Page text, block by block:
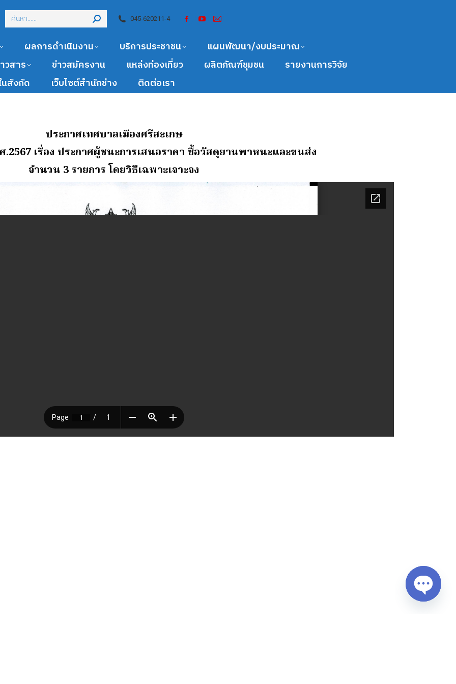
045-620211-4
ผลการดำเนินงาน บริการประชาชน
แผนพัฒนา/งบประมาณ
วสาร ข่าวสมัครงาน แหล่งท่องเที่ยว ผลิตภัณฑ์ชุมชน
รายงานการวิจัย
นสังกัด เว็บไซต์สำนักช่าง ติดต่อเรา
ประกาศเทศบาลเมืองศรีสะเกษ
เรื่อง ประกาศผู้ชนะการเสนอราคา ซื้อวัสดุยานพาหนะและขนส่ง
จํานวน 3 รายการ โดยวิธีเฉพาะเจาะจง